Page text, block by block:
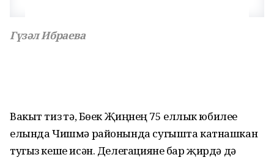
Гүзәл Ибраева
Вакыт тиз үтә, Бөек Җиңүнең 75 еллык юбилее
елында Чишмә районында сугышта катнашкан
тугыз кеше исән. Делегацияне бар җирдә дә